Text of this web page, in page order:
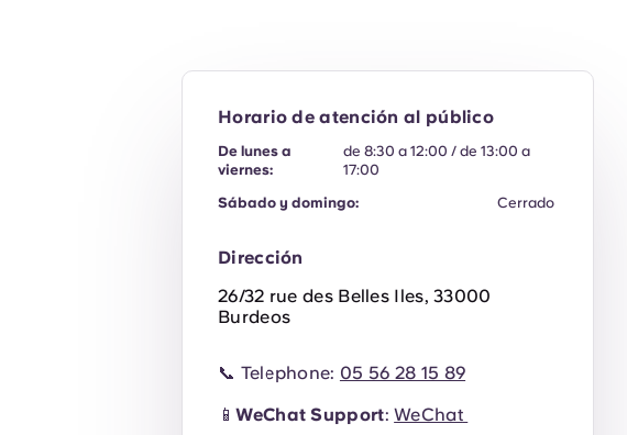
Horario de atención al público
De lunes a
viernes:
de 8:30 a 12:00 / de 13:00 a
17:00
Sábado y domingo:
Cerrado
Dirección
26/32 rue des Belles Iles, 33000
Burdeos
📞 Telephone: 05 56 28 15 89
📱WeChat Support:WeChat